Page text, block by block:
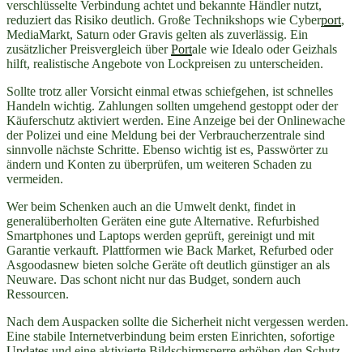
verschlüsselte Verbindung achtet und bekannte Händler nutzt,
reduziert das Risiko deutlich. Große Technikshops wie Cyberport,
MediaMarkt, Saturn oder Gravis gelten als zuverlässig. Ein
zusätzlicher Preisvergleich überPortale wie Idealo oder Geizhals
hilft, realistische Angebote von Lockpreisen zu unterscheiden.
Sollte trotz aller Vorsicht einmal etwas schiefgehen, ist schnelles
Handeln wichtig. Zahlungen sollten umgehend gestoppt oder der
Käuferschutz aktiviert werden. Eine Anzeige bei der Onlinewache
der Polizei und eine Meldung bei der Verbraucherzentrale sind
sinnvolle nächste Schritte. Ebenso wichtig ist es, Passwörter zu
ändern und Konten zu überprüfen, um weiteren Schaden zu
vermeiden.
Wer beim Schenken auch an die Umwelt denkt, findet in
generalüberholten Geräten eine gute Alternative. Refurbished
Smartphones und Laptops werden geprüft, gereinigt und mit
Garantie verkauft. Plattformen wie Back Market, Refurbed oder
Asgoodasnew bieten solche Geräte oft deutlich günstiger an als
Neuware. Das schont nicht nur das Budget, sondern auch
Ressourcen.
Nach dem Auspacken sollte die Sicherheit nicht vergessen werden.
Eine stabile Internetverbindung beim ersten Einrichten, sofortige